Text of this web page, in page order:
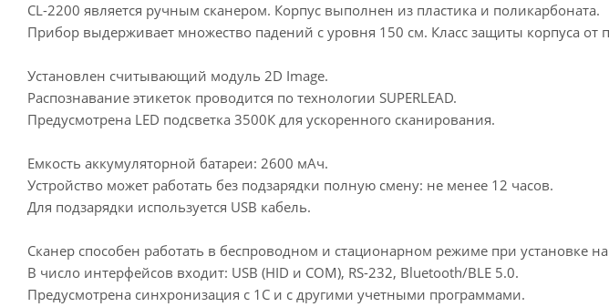
CL-2200 является ручным сканером. Корпус выполнен из пластика и поликарбоната.
Прибор выдерживает множество падений с уровня 150 см. Класс защиты корпуса от
Установлен считывающий модуль 2D Image.
Распознавание этикеток проводится по технологии SUPERLEAD.
Предусмотрена LED подсветка 3500К для ускоренного сканирования.
Емкость аккумуляторной батареи: 2600 мАч.
Устройство может работать без подзарядки полную смену: не менее 12 часов.
Для подзарядки используется USB кабель.
Сканер способен работать в беспроводном и стационарном режиме при установке на
В число интерфейсов входит: USB (HID и COM), RS-232, Bluetooth/BLE 5.0.
Предусмотрена синхронизация с 1С и с другими учетными программами.